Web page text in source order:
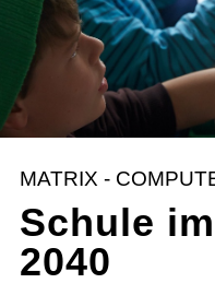
MATRIX -
Schule
2040